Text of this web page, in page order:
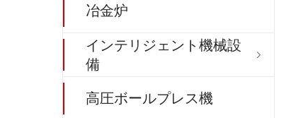
冶金炉
インテリジェント機械設
備

高圧ボールプレス機